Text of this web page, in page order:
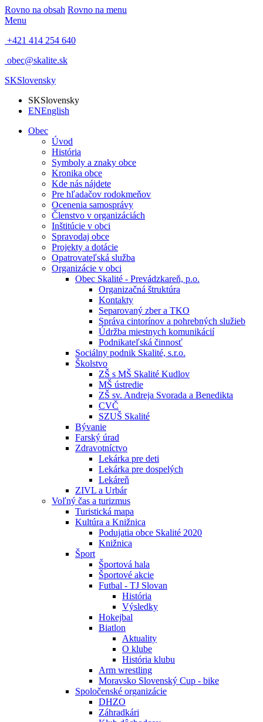
Rovno na obsah Rovno na menu
Menu
+421 414 254 640
obec@skalite.sk
SKSlovensky
SKSlovensky
ENEnglish
Obec
Úvod
História
Symboly a znaky obce
Kronika obce
Kde nás nájdete
Pre hľadačov rodokmeňov
Ocenenia samosprávy
Členstvo v organizáciách
Inštitúcie v obci
Spravodaj obce
Projekty a dotácie
Opatrovateľská služba
Organizácie v obci
Obec Skalité - Prevádzkareň, p.o.
Organizačná štruktúra
Kontakty
Separovaný zber a TKO
Správa cintorínov a pohrebných služieb
Údržba miestnych komunikácií
Podnikateľská činnosť
Sociálny podnik Skalité, s.r.o.
Školstvo
ZŠ s MŠ Skalité Kudlov
MŠ ústredie
ZŠ sv. Andreja Svorada a Benedikta
CVČ
SZUŠ Skalité
Bývanie
Farský úrad
Zdravotníctvo
Lekárka pre deti
Lekárka pre dospelých
Lekáreň
ZIVL a Urbár
Voľný čas a turizmus
Turistická mapa
Kultúra a Knižnica
Podujatia obce Skalité 2020
Knižnica
Šport
Športová hala
Športové akcie
Futbal - TJ Slovan
História
Výsledky
Hokejbal
Biatlon
Aktuality
O klube
História klubu
Arm wrestling
Moravsko Slovenský Cup - bike
Spoločenské organizácie
DHZO
Záhradkári